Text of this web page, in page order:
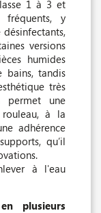
1 à 3 et
fréquents, y
versions
humides
bains, tandis
très
permet une
à la
adhérence
qu’il
à l'eau
plusieurs